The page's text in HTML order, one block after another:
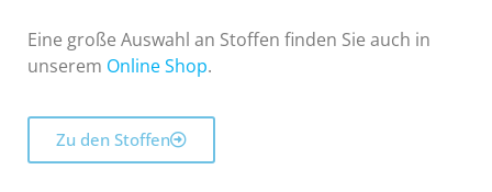
Eine große Auswahl an Stoffen finden Sie auch in
unserem Online Shop.
Zu den Stoffen